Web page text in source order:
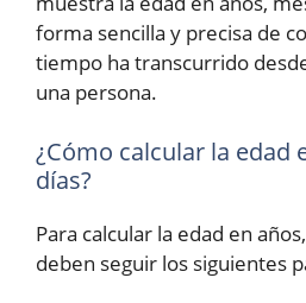
forma sencilla y precisa de
tiempo ha transcurrido
una persona.
¿Cómo calcular la edad
días?
Para calcular la edad en
deben seguir los siguientes